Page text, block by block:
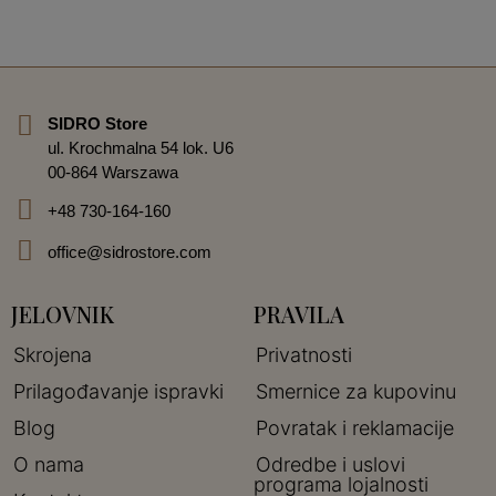
SIDRO Store
ul. Krochmalna 54 lok. U6
00-864 Warszawa
+48 730-164-160
office@sidrostore.com
JELOVNIK
Skrojena
Prilagođavanje ispravki
Blog
O nama
PRAVILA
Privatnosti
Smernice za kupovinu
Povratak i reklamacije
Odredbe i uslovi
programa lojalnosti